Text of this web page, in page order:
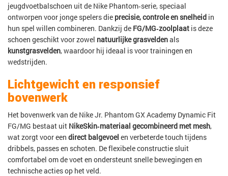
jeugdvoetbalschoen uit de Nike Phantom‑serie, speciaal
ontworpen voor jonge spelers die precisie, controle en snelheid in
hun spel willen combineren. Dankzij de FG/MG‑zoolplaat is deze
schoen geschikt voor zowel natuurlijke grasveldenals
kunstgrasvelden, waardoor hij ideaal is voor trainingen en
wedstrijden.
Lichtgewicht en responsief
bovenwerk
Het bovenwerk van de Nike Jr. Phantom GX Academy Dynamic Fit
FG/MG bestaat uit NikeSkin‑materiaal gecombineerd met mesh,
wat zorgt voor een direct balgevoel en verbeterde touch tijdens
dribbels, passes en schoten. De flexibele constructie sluit
comfortabel om de voet en ondersteunt snelle bewegingen en
technische acties op het veld.